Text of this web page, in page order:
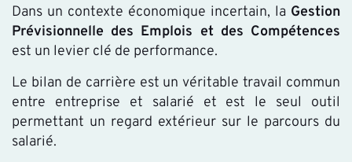
Dans un contexte économique incertain, la Gestion
Prévisionnelle des Emplois et des Compétences
est un levier clé de performance.
Le bilan de carrière est un véritable travail commun
entre entreprise et salarié et est le seul outil
permettant un regard extérieur sur le parcours du
salarié.